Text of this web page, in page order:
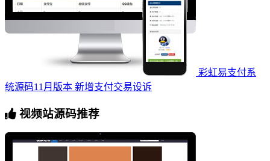
彩虹易支付系
统源码11月版本 新增支付交易设诉
视频站源码推荐